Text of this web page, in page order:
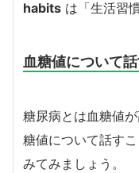
habits は「生活習
血糖値について
糖尿病とは血糖値
糖値について話す
みてみましょう。